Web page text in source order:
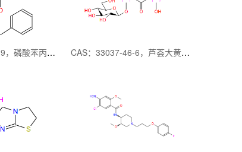
CAS：19428-14-9，磷酸苯丙哌林 CAS：33037-46-6，芦荟大黄素-8-O-葡萄糖苷